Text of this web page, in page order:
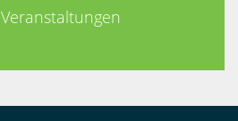
Veranstaltungen